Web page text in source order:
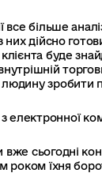
все більше
них дійсно
буде
зробити
електронної
вже сьогодні
роком їхня